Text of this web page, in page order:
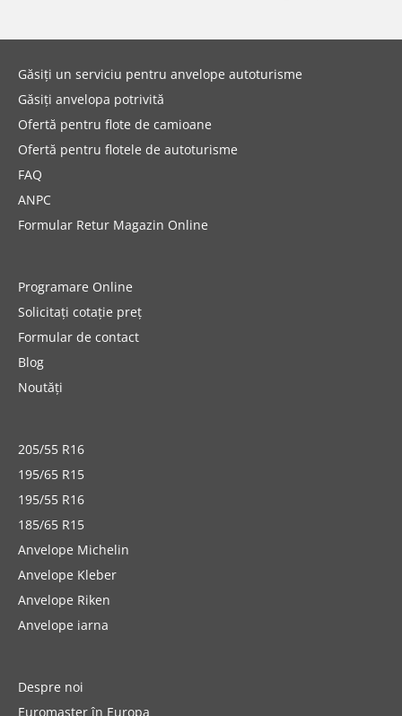
Găsiți un serviciu pentru anvelope autoturisme
Găsiți anvelopa potrivită
Ofertă pentru flote de camioane
Ofertă pentru flotele de autoturisme
FAQ
ANPC
Formular Retur Magazin Online
Programare Online
Solicitați cotație preț
Formular de contact
Blog
Noutăți
205/55 R16
195/65 R15
195/55 R16
185/65 R15
Anvelope Michelin
Anvelope Kleber
Anvelope Riken
Anvelope iarna
Despre noi
Euromaster în Europa